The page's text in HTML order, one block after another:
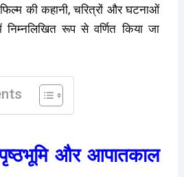
की कहानी, चरित्रों और घटनाओं
रूप से वर्णित किया जा
और आपातकाल